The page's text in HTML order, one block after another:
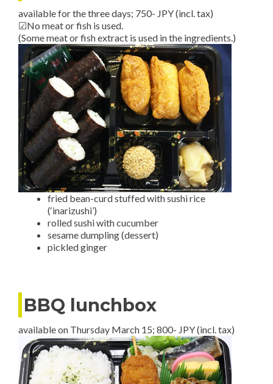
available for the three days; 750- JPY (incl. tax)
☑No meat or fish is used.
(Some meat or fish extract is used in the ingredients.)
fried bean-curd stuffed with sushi rice
(‘inarizushi’)
rolled sushi with cucumber
sesame dumpling (dessert)
pickled ginger
BBQ lunchbox
available on Thursday March 15; 800- JPY (incl. tax)